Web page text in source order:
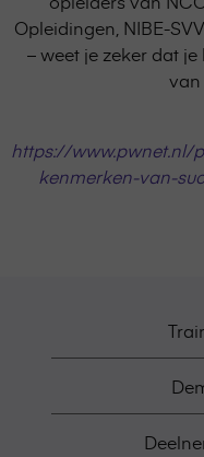
Opleidingen, NIBE-
– weet je zeker dat
van
https://www.pwnet.nl/
kenmerken-van-